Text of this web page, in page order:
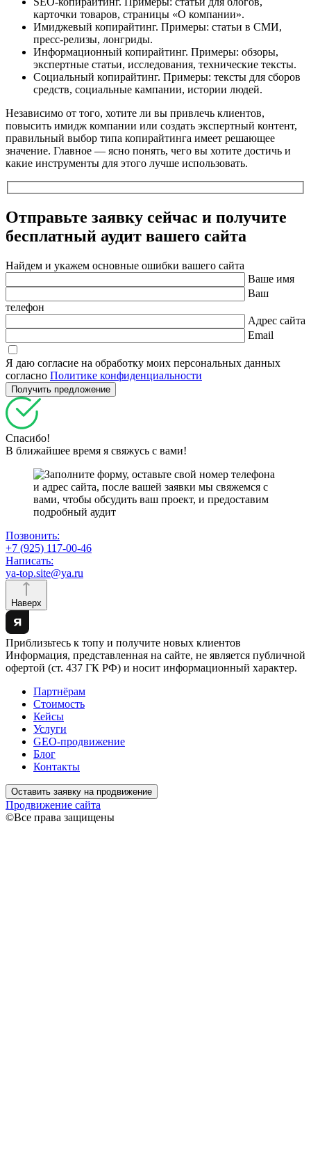
карточки товаров, страницы «О компании».
Имиджевый копирайтинг. Примеры: статьи в СМИ,
пресс-релизы, лонгриды.
Информационный копирайтинг. Примеры: обзоры,
экспертные статьи, исследования, технические тексты.
Социальный копирайтинг. Примеры: тексты для сборов
средств, социальные кампании, истории людей.
Независимо от того, хотите ли вы привлечь клиентов,
повысить имидж компании или создать экспертный контент,
правильный выбор типа копирайтинга имеет решающее
значение. Главное — ясно понять, чего вы хотите достичь и
какие инструменты для этого лучше использовать.
Отправьте заявку сейчас и получите
бесплатный аудит вашего сайта
Найдем и укажем основные ошибки вашего сайта
Ваше имя
Ваш
телефон
Адрес сайта
Email
Я даю согласие на обработку моих персональных данных
согласно Политике конфиденциальности
Спасибо!
В ближайшее время я свяжусь с вами!
Позвонить:
+7 (925) 117-00-46
Написать:
ya-top.site@ya.ru
Наверх
Приблизьтесь к топу и получите новых клиентов
Информация, представленная на сайте, не является публичной
офертой (ст. 437 ГК РФ) и носит информационный характер.
Партнёрам
Стоимость
Кейсы
Услуги
GEO-продвижение
Блог
Контакты
Оставить заявку на продвижение
Продвижение сайта
©Все права защищены